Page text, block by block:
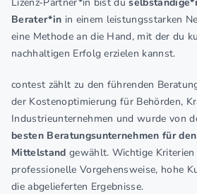
Berater*in in einem leistungsstarken
eine Methode an die Hand, mit der du
nachhaltigen Erfolg erzielen kannst.
contest zählt zu den führenden
der Kostenoptimierung für Behörden,
Industrieunternehmen und wurde von
besten Beratungsunternehmen für
Mittelstand gewählt. Wichtige Kriterien
professionelle Vorgehensweise, hohe
die abgelieferten Ergebnisse.